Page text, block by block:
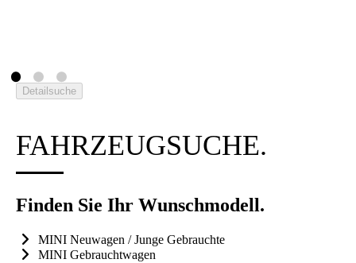
FAHR­ZEUG­SU­CHE.
Fin­den Sie Ihr Wunsch­mo­dell.
MINI Neu­wa­gen / Jun­ge Gebrauch­te
MINI Gebraucht­wa­gen